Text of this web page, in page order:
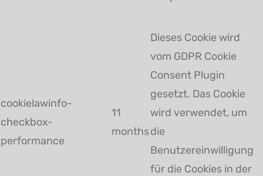
cookielawinfo-
checkbox-
performance
11
months
Dieses Cookie wird
vom GDPR Cookie
Consent Plugin
gesetzt. Das Cookie
wird verwendet, um
die
Benutzereinwilligung
für die Cookies in der